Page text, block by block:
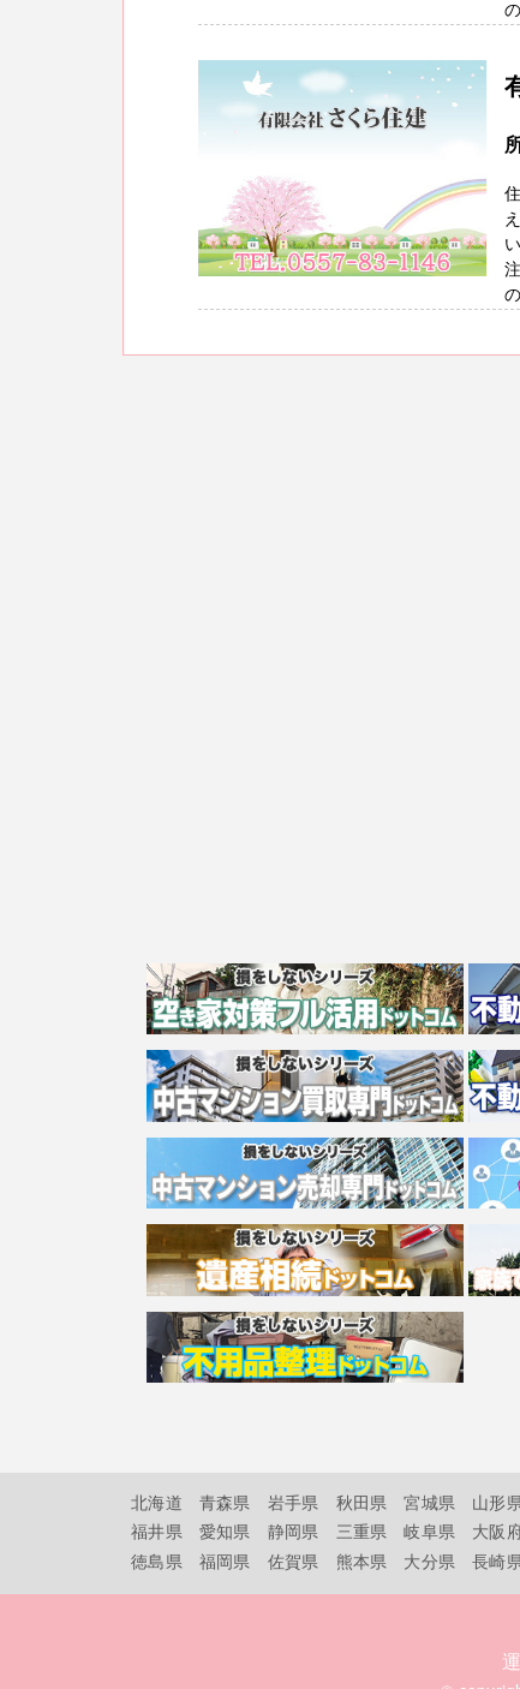
北海道 青森県 岩手県 秋田県 宮城県 山形
福井県
愛知県 静岡県 三重県 岐阜県 大阪
徳島県
福岡県 佐賀県 熊本県 大分県 長崎